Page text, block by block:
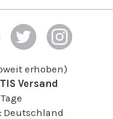
erhoben)
Versand
Deutschland